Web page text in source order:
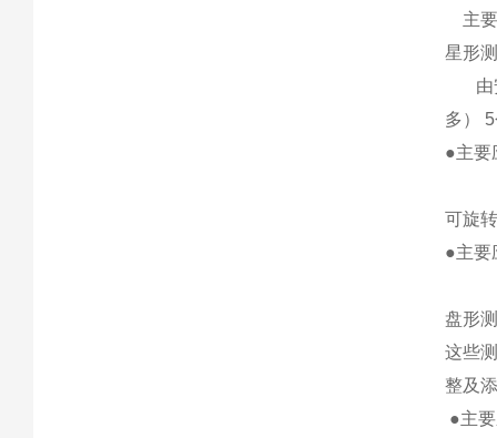
主要
星形
由安
多）
●主要
可旋
●主要
盘形
这些
整及
●主